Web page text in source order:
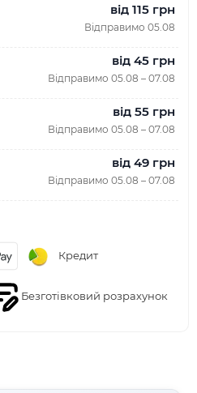
від 115 грн
Відправимо 05.08
від 45 грн
Відправимо 05.08 – 07.08
від 55 грн
Відправимо 05.08 – 07.08
від 49 грн
Відправимо 05.08 – 07.08
Кредит
Безготівковий розрахунок